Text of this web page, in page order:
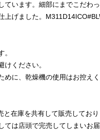
ています。細部にまでこだわ
上げました。
。
けください。
めに、乾燥機の使用はお控えく
在庫を共有して販売してお
ては店頭で完売してしまいお